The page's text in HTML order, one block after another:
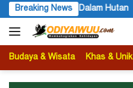
Langsung
ke
konten
Breaking News
dari Engels untuk Karl Marx
Budaya & Wisata Khas & Unik